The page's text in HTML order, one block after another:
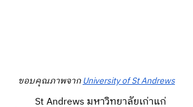
ขอบคุณภาพจาก University of St Andrews